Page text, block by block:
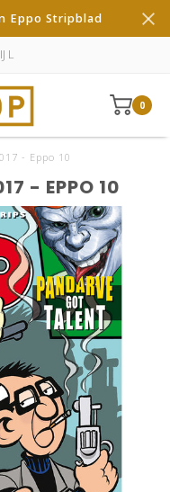
Eppo Stripblad
L
0
- Eppo 10
- EPPO 10